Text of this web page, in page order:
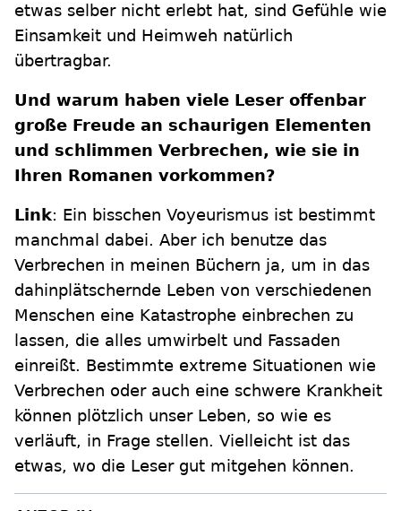
etwas selber nicht erlebt hat, sind Gefühle wie
Einsamkeit und Heimweh natürlich
übertragbar.
Und warum haben viele Leser offenbar
große Freude an schaurigen Elementen
und schlimmen Verbrechen, wie sie in
Ihren Romanen vorkommen?
Link: Ein bisschen Voyeurismus ist bestimmt
manchmal dabei. Aber ich benutze das
Verbrechen in meinen Büchern ja, um in das
dahinplätschernde Leben von verschiedenen
Menschen eine Katastrophe einbrechen zu
lassen, die alles umwirbelt und Fassaden
einreißt. Bestimmte extreme Situationen wie
Verbrechen oder auch eine schwere Krankheit
können plötzlich unser Leben, so wie es
verläuft, in Frage stellen. Vielleicht ist das
etwas, wo die Leser gut mitgehen können.